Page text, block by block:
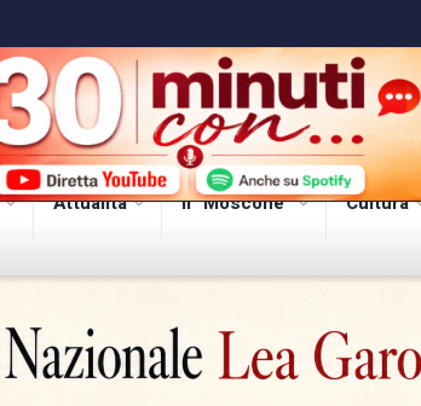
Attualità Il “Moscone” Cultura